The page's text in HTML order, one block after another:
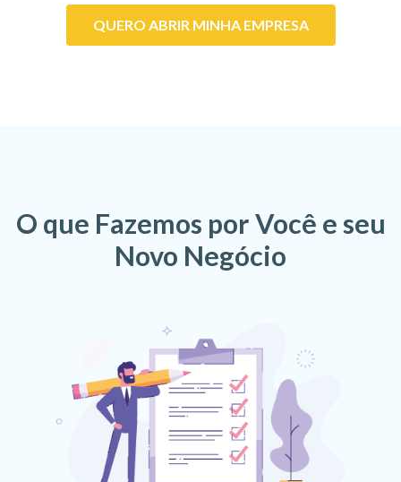
QUERO ABRIR MINHA EMPRESA
O que Fazemos por Você e seu
Novo Negócio